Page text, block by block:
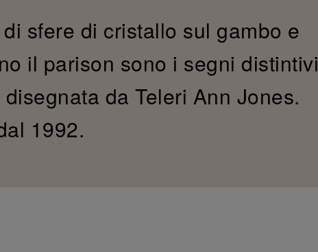
sfere di cristallo sul gambo e
il parison sono i segni distintivi
da Teleri Ann Jones.
1992.